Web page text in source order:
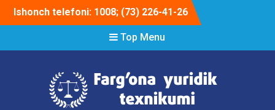
Ishonch telefoni: 1008; (73) 226-41-26
Top Menu